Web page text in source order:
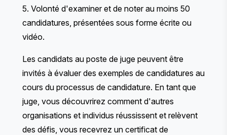
5. Volonté d'examiner et de noter au moins 50
candidatures, présentées sous forme écrite ou
vidéo.
Les candidats au poste de juge peuvent être
invités à évaluer des exemples de candidatures au
cours du processus de candidature. En tant que
juge, vous découvrirez comment d'autres
organisations et individus réussissent et relèvent
des défis, vous recevrez un certificat de